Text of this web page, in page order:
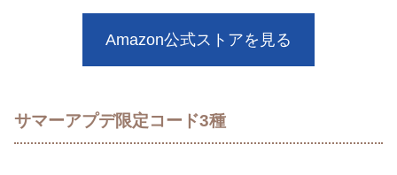
Amazon公式ストアを見る
サマーアプデ限定コード3種